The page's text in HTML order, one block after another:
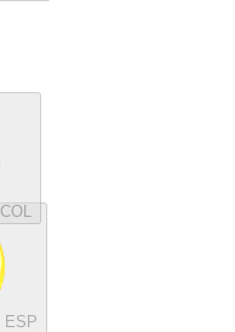
ESP
COL